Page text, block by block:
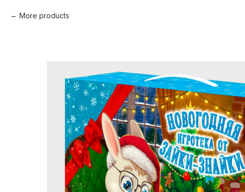
More products